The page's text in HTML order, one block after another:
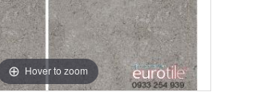
Hover to zoom